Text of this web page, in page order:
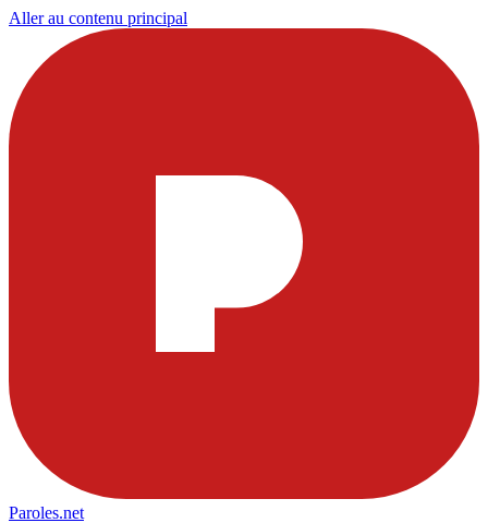
Aller au contenu principal
Paroles.net